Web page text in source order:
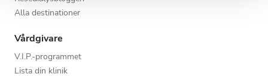
Alla destinationer
Vårdgivare
V.I.P.-programmet
Lista din klinik